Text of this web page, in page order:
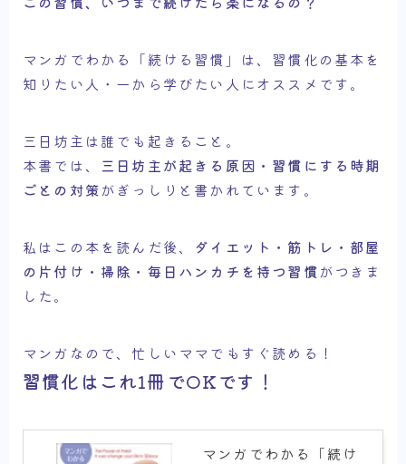
マンガでわかる「続ける習慣」は、習慣化の基本を
知りたい人・一から学びたい人にオススメです。
三日坊主は誰でも起きること。
本書では、 三日坊主が起きる原因・習慣にする時期
ごとの対策がぎっしりと書かれています。
私はこの本を読んだ後、 ダイエット・筋トレ・部屋
の片付け・掃除・毎日ハンカチを持つ習慣がつきま
した。
マンガなので、忙しいママでもすぐ読める！
習慣化はこれ1冊でOKです！
マンガでわかる「続け